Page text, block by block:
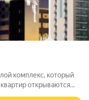
открываются